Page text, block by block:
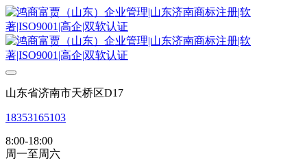
山东省济南市天桥区D17
18353165103
8:00-18:00
周一至周六